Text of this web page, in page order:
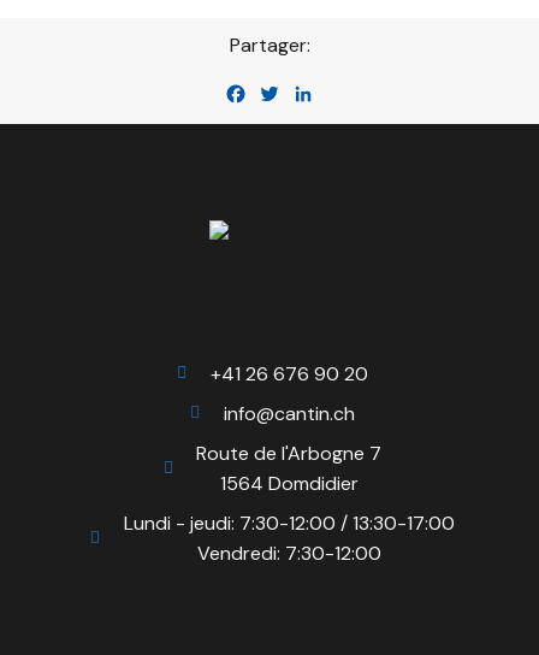
Partager:
Facebook
Twitter
+41 26 676 90 20
info@cantin.ch
Route de l'Arbogne 7
1564 Domdidier
Lundi - jeudi: 7:30-12:00 / 13:30-17:00
Vendredi: 7:30-12:00